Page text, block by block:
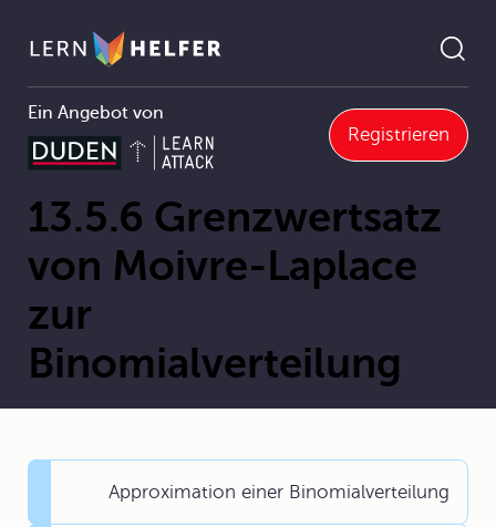
Ein Angebot von
Registrieren
Pfadnavigation
von Moivre-Laplace zur Binomialverteilung
13.5.6 Grenzwertsatz
von Moivre-Laplace
zur
Binomialverteilung
Approximation einer Binomialverteilung